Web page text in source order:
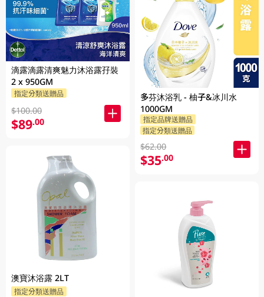
滴露滴露清爽魅力沐浴露孖裝
2 x 950GM
指定分類送贈品
$100.00
$89.00
澳寶沐浴露 2LT
指定分類送贈品
多芬沐浴乳 - 柚子&冰川水
1000GM
指定品牌送贈品
指定分類送贈品
$62.00
$35.00